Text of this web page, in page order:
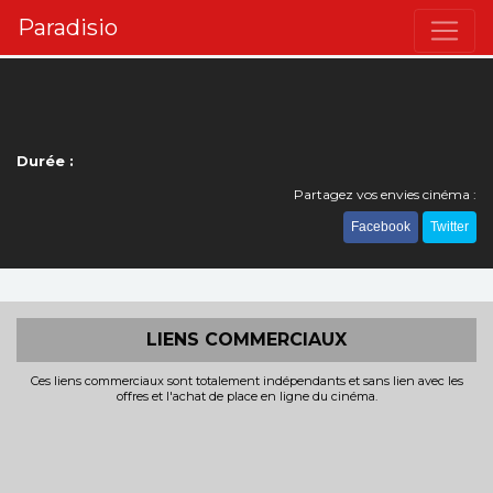
Paradisio
Durée :
Partagez vos envies cinéma :
Facebook Twitter
LIENS COMMERCIAUX
Ces liens commerciaux sont totalement indépendants et sans lien avec les
offres et l'achat de place en ligne du cinéma.